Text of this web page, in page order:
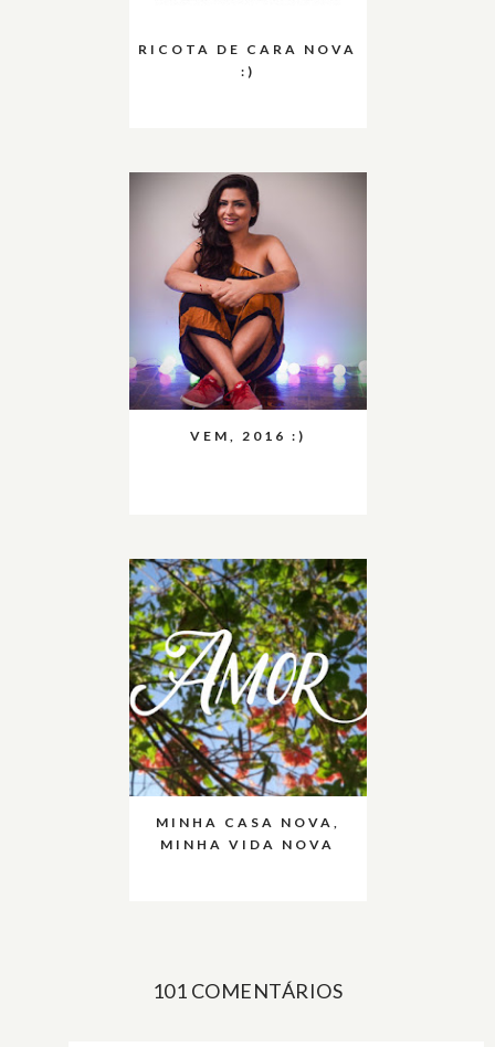
RICOTA DE CARA NOVA
:)
VEM, 2016 :)
MINHA CASA NOVA,
MINHA VIDA NOVA
101 COMENTÁRIOS